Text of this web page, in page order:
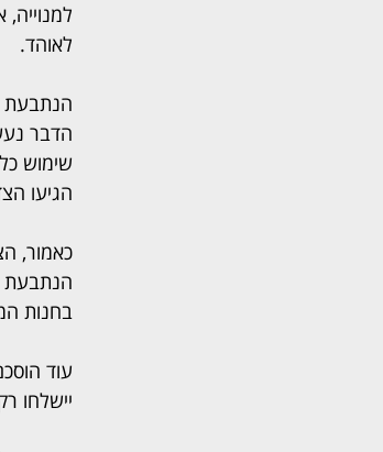
לאוהד.
הנתבעת
הדבר
הגיעו
כאמור,
בחנות
עוד
יישלחו